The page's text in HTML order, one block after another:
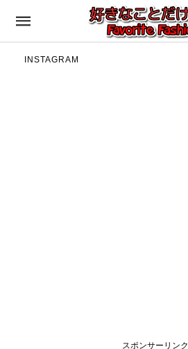
INSTAGRAM
スポンサーリンク